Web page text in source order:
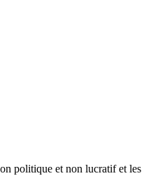
politique et non lucratif et